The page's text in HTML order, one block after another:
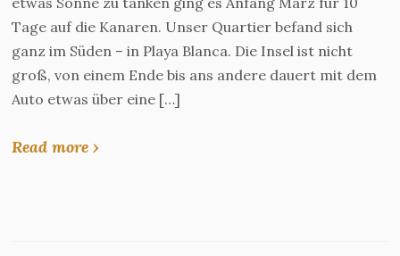
Tage auf die Kanaren. Unser Quartier befand sich
ganz im Süden – in Playa Blanca. Die Insel ist nicht
groß, von einem Ende bis ans andere dauert mit dem
Auto etwas über eine […]
Read more ›